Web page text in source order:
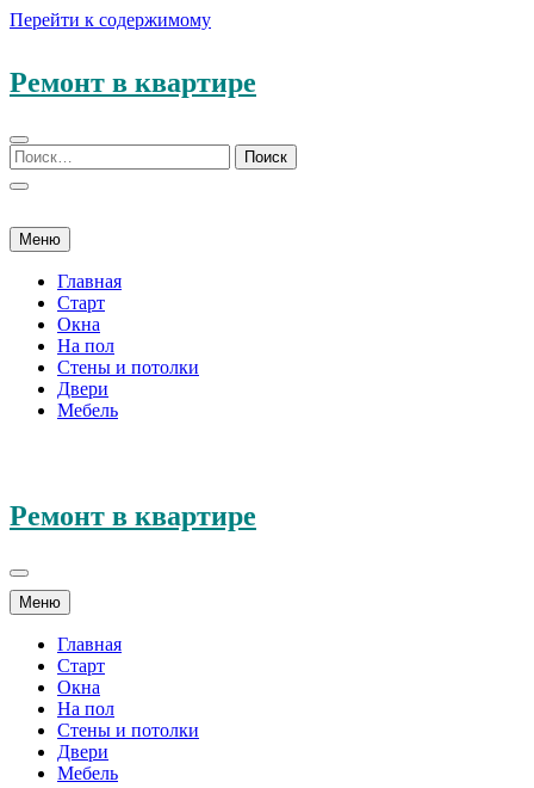
Перейти к содержимому
Ремонт в квартире
Меню
Главная
Старт
Окна
На пол
Стены и потолки
Двери
Мебель
Ремонт в квартире
Меню
Главная
Старт
Окна
На пол
Стены и потолки
Двери
Мебель